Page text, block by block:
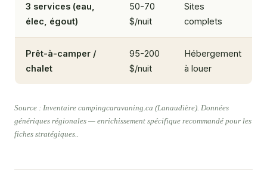
3 services (eau,
élec, égout)
50-70
$/nuit
Sites
complets
Prêt-à-camper /
chalet
95-200
$/nuit
Hébergement
à louer
Source : Inventaire campingcaravaning.ca (Lanaudière). Données
génériques régionales — enrichissement spécifique recommandé pour les
fiches stratégiques..